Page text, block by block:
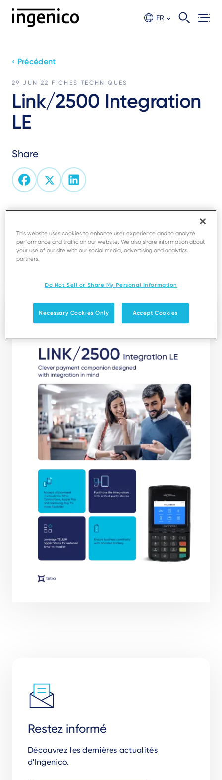
contenu
FR
‹ Précédent
29 JUN 22 FICHES TECHNIQUES
Link/2500 Integration
LE
Share
Link/2500 Integration LE brings payment
acceptance anywhere in the store. Paired with any
iOS, Android or Windows based tablet or
smartphone to accept payment anywhere, anytime.
Restez informé
Découvrez les dernières actualités
d'Ingenico.
This website uses cookies to enhance user experience and to analyze
performance and traffic on our website. We also share information about
your use of our site with our social media, advertising and analytics
partners.
Do Not Sell or Share My Personal Information
Necessary Cookies Only Accept Cookies